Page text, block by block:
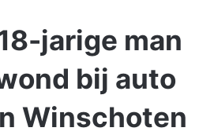
jarige man
bij auto
Winschoten